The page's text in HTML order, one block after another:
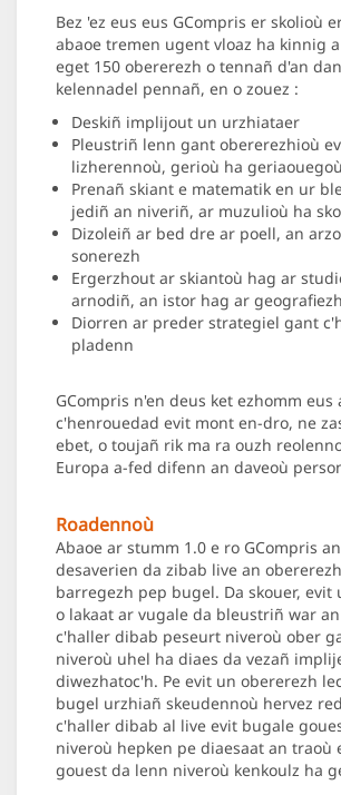
Bez 'ez eus eus GCompris er skolioù
abaoe tremen ugent vloaz ha kinnig
eget 150 obererezh o tennañ d'an
kelennadel pennañ, en o zouez :
Deskiñ implijout un urzhiataer
Pleustriñ lenn gant obererezhioù
lizherennoù, gerioù ha geriaouegoù
Prenañ skiant e matematik en ur
jediñ an niveriñ, ar muzulioù ha
Dizoleiñ ar bed dre ar poell, an
sonerezh
Ergerzhout ar skiantoù hag ar
arnodiñ, an istor hag ar geografiezh
Diorren ar preder strategiel gant
pladenn
GCompris n'en deus ket ezhomm eus
c'henrouedad evit mont en-dro, ne
ebet, o toujañ rik ma ra ouzh
Europa a-fed difenn an daveoù
Roadennoù
Abaoe ar stumm 1.0 e ro GCompris
desaverien da zibab live an
barregezh pep bugel. Da skouer, evit
o lakaat ar vugale da bleustriñ war
c'haller dibab peseurt niveroù ober
niveroù uhel ha diaes da vezañ
diwezhatoc'h. Pe evit un obererezh
bugel urzhiañ skeudennoù hervez
c'haller dibab al live evit bugale
niveroù hepken pe diaesaat an traoù
gouest da lenn niveroù kenkoulz ha